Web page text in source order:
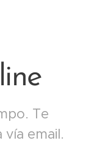
Te
email.